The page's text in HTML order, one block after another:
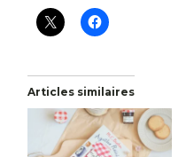
Articles similaires